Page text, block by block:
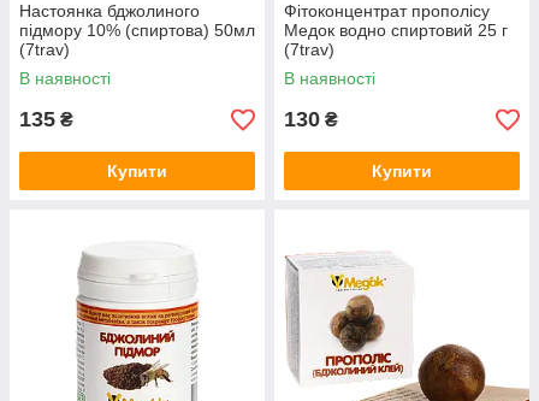
Настоянка бджолиного
підмору 10% (спиртова) 50мл
(7trav)
В наявності
135 ₴
Купити
Фітоконцентрат прополісу
Медок водно спиртовий 25 г
(7trav)
В наявності
130 ₴
Купити